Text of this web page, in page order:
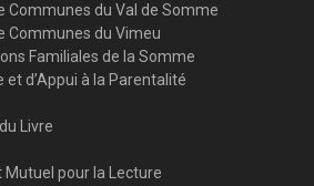
Communes du Val de Somme
Communes du Vimeu
Familiales de la Somme
et d’Appui à la Parentalité
Livre
Mutuel pour la Lecture